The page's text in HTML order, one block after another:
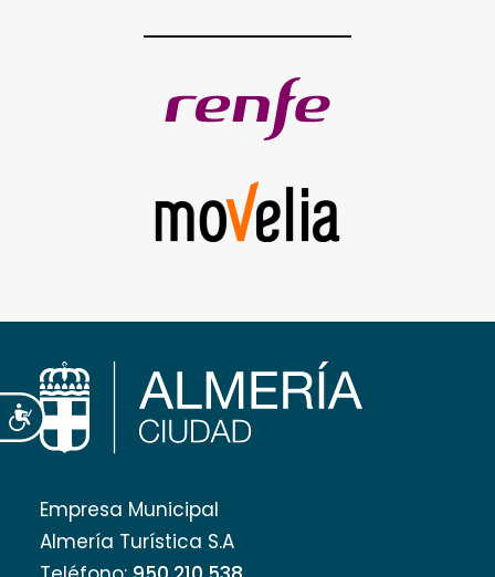
Accesibilidad
Empresa Municipal
Almería Turística S.A